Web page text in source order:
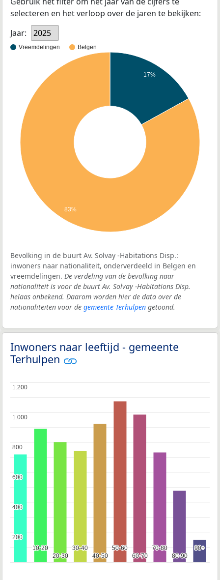
selecteren en het verloop over de jaren te bekijken:
Jaar:
2025
Vreemdelingen Belgen
17%
83%
Bevolking in de buurt Av. Solvay -Habitations Disp.:
inwoners naar nationaliteit, onderverdeeld in Belgen en
vreemdelingen. De verdeling van de bevolking naar
nationaliteit is voor de buurt Av. Solvay -Habitations Disp.
helaas onbekend. Daarom worden hier de data over de
nationaliteiten voor de gemeente Terhulpen getoond.
Inwoners naar leeftijd - gemeente
Terhulpen
10-20
10-20
20-30
20-30
30-40
30-40
40-50
40-50
50-60
50-60
60-70
60-70
70-80
70-80
80-90
80-90
90+
90+
200
200
400
400
600
600
800
800
1.000
1.000
1.200
1.200